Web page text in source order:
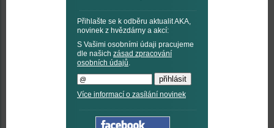
Přihlašte se k odběru aktualit AKA,
novinek z hvězdárny a akcí:
S Vašimi osobními údaji pracujeme
dle našich zásad zpracování
osobních údajů.
Více informací o zasílání novinek